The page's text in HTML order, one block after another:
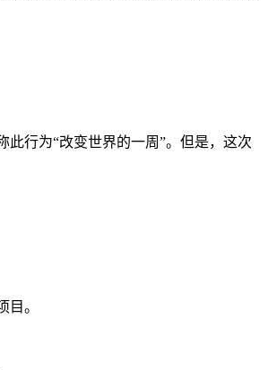
此行为“改变世界的一周”。但是，这次
。